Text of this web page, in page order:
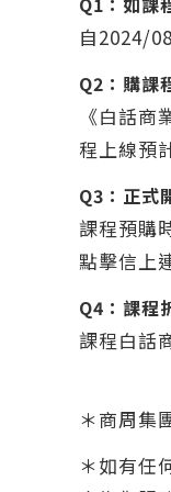
自2024/
Q2：購課
《白話
程上線預
Q3：正式
課程預購
點擊信上
Q4：課程
課程白話
＊商周集
＊如有任